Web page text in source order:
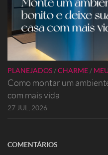
PLANEJADOS /CHARME /
Como montar um
com mais vida
27 JUL, 2026
COMENTÁRIOS